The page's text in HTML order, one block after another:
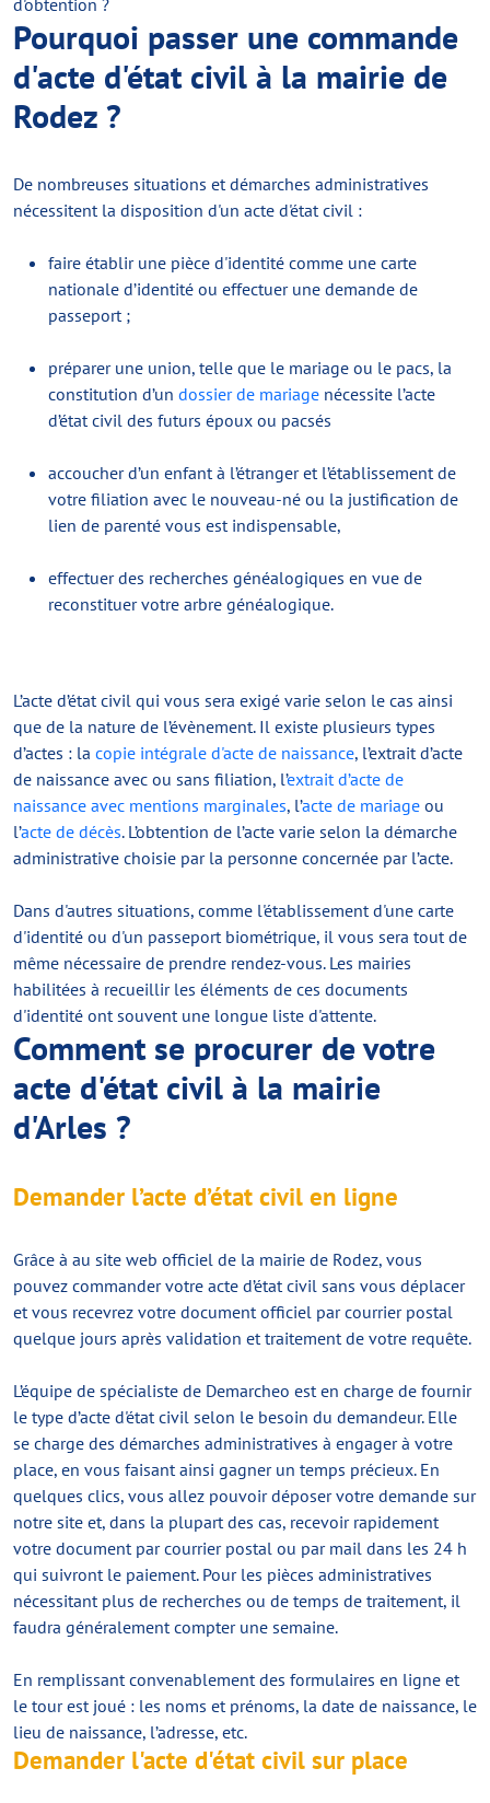
d'obtention ?
Pourquoi passer une commande
d'acte d'état civil à la mairie de
Rodez ?
De nombreuses situations et démarches administratives
nécessitent la disposition d'un acte d'état civil :
faire établir une pièce d'identité comme une carte
nationale d’identité ou effectuer une demande de
passeport ;
préparer une union, telle que le mariage ou le pacs, la
constitution d’un dossier de mariage nécessite l’acte
d’état civil des futurs époux ou pacsés
accoucher d’un enfant à l’étranger et l’établissement de
votre filiation avec le nouveau-né ou la justification de
lien de parenté vous est indispensable,
effectuer des recherches généalogiques en vue de
reconstituer votre arbre généalogique.
L’acte d’état civil qui vous sera exigé varie selon le cas ainsi
que de la nature de l’évènement. Il existe plusieurs types
d’actes : la copie intégrale d'acte de naissance, l’extrait d’acte
de naissance avec ou sans filiation, l’extrait d’acte de
naissance avec mentions marginales, l’acte de mariage ou
l’acte de décès. L’obtention de l’acte varie selon la démarche
administrative choisie par la personne concernée par l’acte.
Dans d'autres situations, comme l'établissement d'une carte
d'identité ou d'un passeport biométrique, il vous sera tout de
même nécessaire de prendre rendez-vous. Les mairies
habilitées à recueillir les éléments de ces documents
d'identité ont souvent une longue liste d'attente.
Comment se procurer de votre
acte d'état civil à la mairie
d'Arles ?
Demander l’acte d’état civil en ligne
Grâce à au site web officiel de la mairie de Rodez, vous
pouvez commander votre acte d’état civil sans vous déplacer
et vous recevrez votre document officiel par courrier postal
quelque jours après validation et traitement de votre requête.
L’équipe de spécialiste de Demarcheo est en charge de fournir
le type d’acte d'état civil selon le besoin du demandeur. Elle
se charge des démarches administratives à engager à votre
place, en vous faisant ainsi gagner un temps précieux. En
quelques clics, vous allez pouvoir déposer votre demande sur
notre site et, dans la plupart des cas, recevoir rapidement
votre document par courrier postal ou par mail dans les 24 h
qui suivront le paiement. Pour les pièces administratives
nécessitant plus de recherches ou de temps de traitement, il
faudra généralement compter une semaine.
En remplissant convenablement des formulaires en ligne et
le tour est joué : les noms et prénoms, la date de naissance, le
lieu de naissance, l’adresse, etc.
Demander l'acte d'état civil sur place